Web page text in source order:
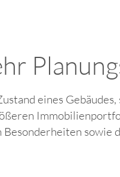
eines Gebäudes,
sowie